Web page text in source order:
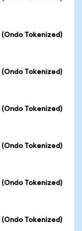
(Ondo Tokenized)
(Ondo Tokenized)
(Ondo Tokenized)
(Ondo Tokenized)
(Ondo Tokenized)
(Ondo Tokenized)